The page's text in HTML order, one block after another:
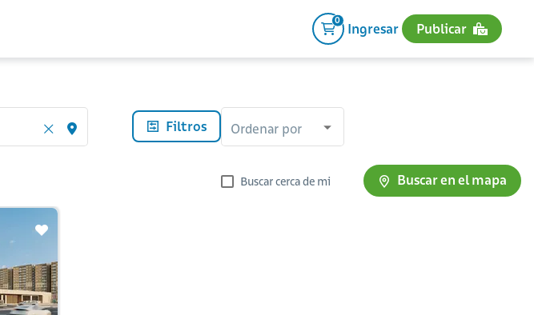
0
Ingresar Publicar
Filtros Ordenar por
Buscar cerca de mi Buscar en el mapa